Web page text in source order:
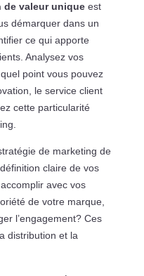
de valeur uniqueest
démarquer dans un
ce qui apporte
Analysez vos
point vous pouvez
le service client
cette particularité
de marketing de
claire de vos
avec vos
de votre marque,
l’engagement? Ces
distribution et la